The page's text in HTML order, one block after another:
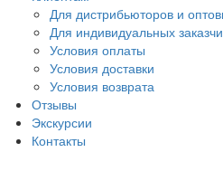
Для дистрибьюторов и
Для индивидуальных
Условия оплаты
Условия доставки
Условия возврата
Отзывы
Экскурсии
Контакты